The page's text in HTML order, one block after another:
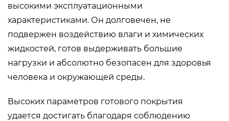
высокими эксплуатационными
характеристиками. Он долговечен, не
подвержен воздействию влаги и химических
жидкостей, готов выдерживать большие
нагрузки и абсолютно безопасен для здоровья
человека и окружающей среды.
Высоких параметров готового покрытия
удается достигать благодаря соблюдению